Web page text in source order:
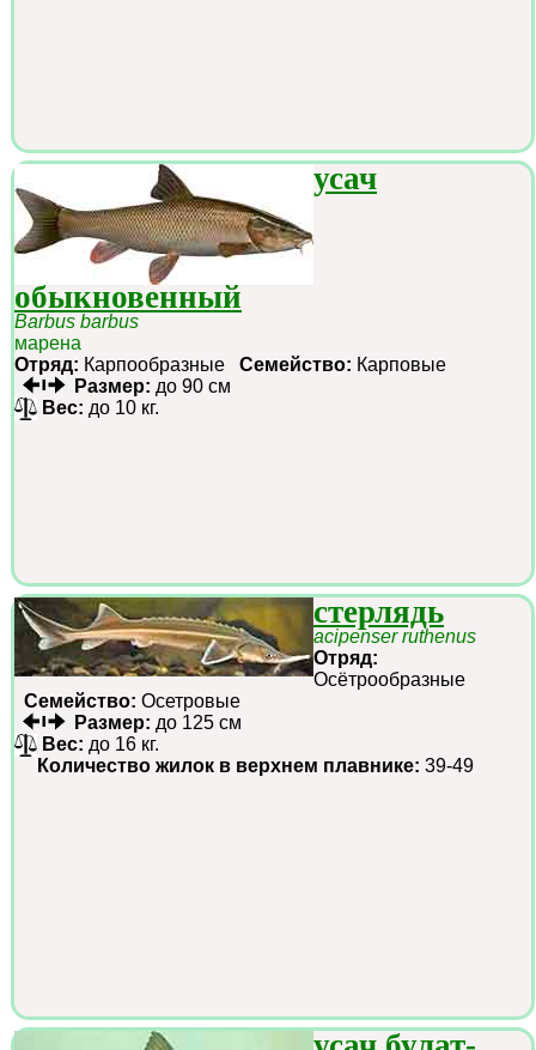
усач
обыкновенный
Barbus barbus
марена
Отряд: Карпообразные Семейство: Карповые
Размер: до 90 см
Вес: до 10 кг.
стерлядь
acipenser ruthenus
Отряд:
Осётрообразные
Семейство: Осетровые
Размер: до 125 см
Вес: до 16 кг.
Количество жилок в верхнем плавнике: 39-49